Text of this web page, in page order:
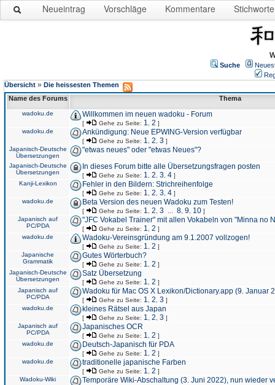
Neueintrag Vorschläge Kommentare Stichworte
Suche
Übersicht » Die heissesten Themen
Name des Forums
Thema
wadoku.de Willkommen im neuen wadoku - Forum
[ Gehe zu Seite: 1 2 ]
wadoku.de
Ankündigung: Neue EPWING-Version verfügbar
[ Gehe zu Seite: 1 2 3 ]
Japanisch-Deutsche
Übersetzungen
"etwas neues" oder "etwas Neues"?
Japanisch-Deutsche
Übersetzungen
In dieses Forum bitte alle Übersetzungsfragen posten
[ Gehe zu Seite: 1 2 3 4 ]
Kanji-Lexikon
Fehler in den Bildern: Strichreihenfolge
[ Gehe zu Seite: 1 2 3 4 ]
wadoku.de
Beta Version des neuen Wadoku zum Testen!
[ Gehe zu Seite: 1 2 3 8 9 10 ]
Japanisch auf
PC/PDA
"JFC Vokabel Trainer" mit allen Vokabeln von "Minna no
[ Gehe zu Seite: 1 2 ]
wadoku.de
Wadoku-Vereinsgründung am 9.1.2007 vollzogen!
[ Gehe zu Seite: 1 2 ]
Japanische
Grammatik
Gutes Wörterbuch?
[ Gehe zu Seite: 1 2 ]
Japanisch-Deutsche
Übersetzungen
Satz Übersetzung
[ Gehe zu Seite: 1 2 ]
Japanisch auf
PC/PDA
Wadoku für Mac OS X Lexikon/Dictionary.app (9. Januar
[ Gehe zu Seite: 1 2 3 ]
wadoku.de
kleines Rätsel aus Japan
[ Gehe zu Seite: 1 2 3 ]
Japanisch auf
PC/PDA
Japanisches OCR
[ Gehe zu Seite: 1 2 ]
wadoku.de
Deutsch-Japanisch für PDA
[ Gehe zu Seite: 1 2 ]
wadoku.de
traditionelle japanische Farben
[ Gehe zu Seite: 1 2 ]
Wadoku-Wiki
Temporäre Wiki-Abschaltung (3. Juni 2022), nun wieder